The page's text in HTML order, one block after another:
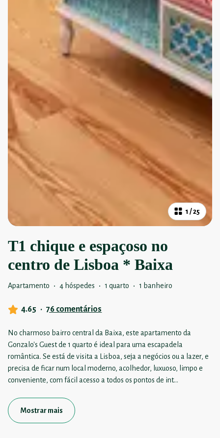
1 /25
T1 chique e espaçoso no
centro de Lisboa * Baixa
Apartamento · 4 hóspedes · 1 quarto · 1 banheiro
4.65 · 76 comentários
No charmoso bairro central da Baixa, este apartamento da
Gonzalo's Guest de 1 quarto é ideal para uma escapadela
romântica. Se está de visita a Lisboa, seja a negócios ou a lazer, e
precisa de ficar num local moderno, acolhedor, luxuoso, limpo e
conveniente, com fácil acesso a todos os pontos de int...
Mostrar mais